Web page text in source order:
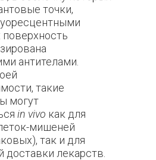
точки,
поверхность
антителами.
такие
могут
in vivo как для
мишеней
так и для
доставки лекарств.